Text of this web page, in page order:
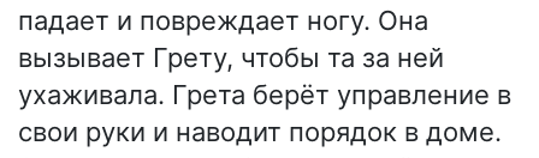
падает и повреждает ногу. Она
вызывает Грету, чтобы та за ней
ухаживала. Грета берёт управление в
свои руки и наводит порядок в доме.